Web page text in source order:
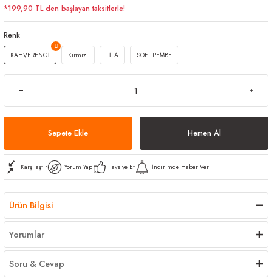
Mikrofiber Bezler
Kovalar
*199,90 TL den başlayan taksitlerle!
Renk
KAHVERENGİ Kırmızı LİLA SOFT PEMBE
Sepete Ekle Hemen Al
Karşılaştır Yorum Yap Tavsiye Et İndirimde Haber Ver
Ürün Bilgisi
Yorumlar
Soru & Cevap